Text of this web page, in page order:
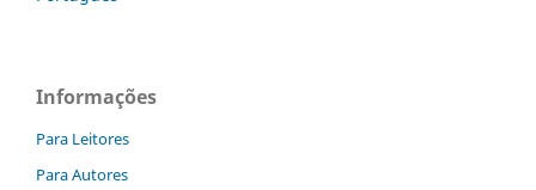
Informações
Para Leitores
Para Autores